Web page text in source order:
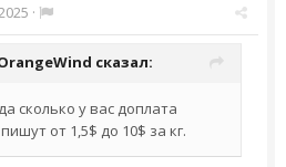
·
сказал:
сколько у вас доплата
от 1,5$ до 10$ за кг.